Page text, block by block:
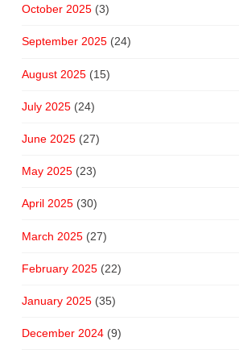
October 2025(3)
September 2025(24)
August 2025(15)
July 2025(24)
June 2025(27)
May 2025(23)
April 2025(30)
March 2025(27)
February 2025(22)
January 2025(35)
December 2024(9)